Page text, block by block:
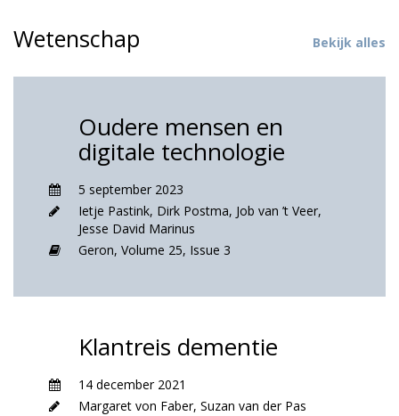
Wetenschap Bekijk alles
Oudere mensen en
digitale technologie
5 september 2023
Ietje Pastink, Dirk Postma, Job van ’t Veer,
Jesse David Marinus
Geron, Volume 25, Issue 3
Klantreis dementie
14 december 2021
Margaret von Faber, Suzan van der Pas